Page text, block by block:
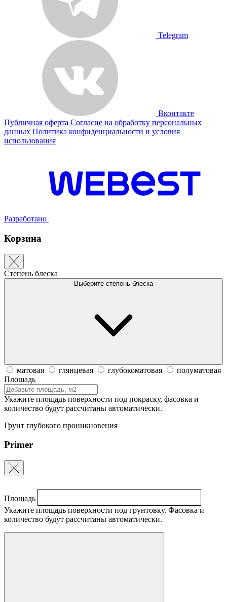
Telegram
Вконтакте
Публичная оферта Согласие на обработку персональных
данных Политика конфиденциальности и условия
использования
Разработано
Корзина
Степень блеска
Выберите степень блеска
матовая глянцевая глубокоматовая
полуматовая
Площадь
Укажите площадь поверхности под покраску, фасовка и
количество будут рассчитаны автоматически.
Грунт глубокого проникновения
Primer
Площадь
Укажите площадь поверхности под грунтовку. Фасовка и
количество будут рассчитаны автоматически.